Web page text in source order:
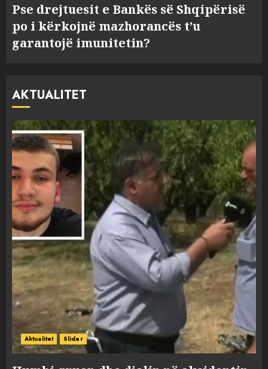
Pse drejtuesit e Bankës së Shqipërisë
po i kërkojnë mazhorancës t’u
garantojë imunitetin?
AKTUALITET
Aktualitet Slider